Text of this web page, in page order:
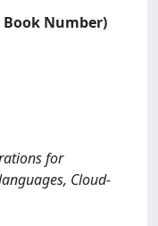
Number)
for
Cloud-